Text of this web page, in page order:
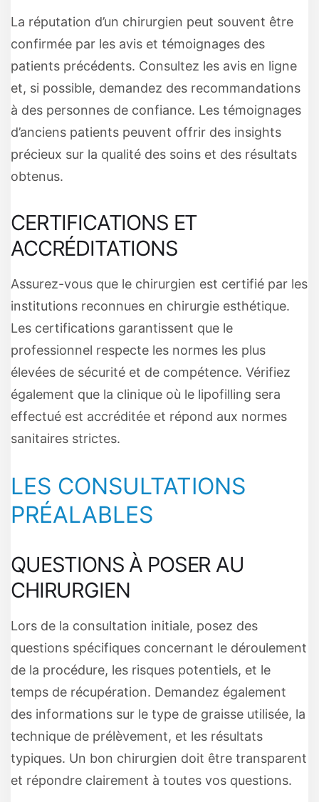
La réputation d’un chirurgien peut souvent être
confirmée par les avis et témoignages des
patients précédents. Consultez les avis en ligne
et, si possible, demandez des recommandations
à des personnes de confiance. Les témoignages
d’anciens patients peuvent offrir des insights
précieux sur la qualité des soins et des résultats
obtenus.
CERTIFICATIONS ET
ACCRÉDITATIONS
Assurez-vous que le chirurgien est certifié par les
institutions reconnues en chirurgie esthétique.
Les certifications garantissent que le
professionnel respecte les normes les plus
élevées de sécurité et de compétence. Vérifiez
également que la clinique où le lipofilling sera
effectué est accréditée et répond aux normes
sanitaires strictes.
LES CONSULTATIONS
PRÉALABLES
QUESTIONS À POSER AU
CHIRURGIEN
Lors de la consultation initiale, posez des
questions spécifiques concernant le déroulement
de la procédure, les risques potentiels, et le
temps de récupération. Demandez également
des informations sur le type de graisse utilisée, la
technique de prélèvement, et les résultats
typiques. Un bon chirurgien doit être transparent
et répondre clairement à toutes vos questions.